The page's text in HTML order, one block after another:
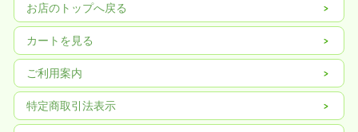
お店のトップへ戻る
カートを見る
ご利用案内
特定商取引法表示